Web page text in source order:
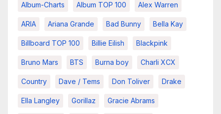
Album-Charts Album TOP 100 Alex Warren
ARIA Ariana Grande Bad Bunny Bella Kay
Billboard TOP 100 Billie Eilish Blackpink
Bruno Mars BTS Burna boy Charli XCX
Country Dave / Tems Don Toliver Drake
Ella Langley Gorillaz Gracie Abrams